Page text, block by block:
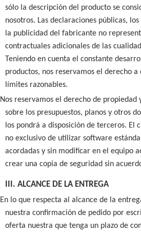
sólo la descripción del producto se
nosotros. Las declaraciones públicas,
la publicidad del fabricante no
contractuales adicionales de las
Teniendo en cuenta el constante
productos, nos reservamos el derecho
límites razonables.
Nos reservamos el derecho de propiedad
sobre los presupuestos, planos y otros
los pondrá a disposición de terceros. El
no exclusivo de utilizar software
acordadas y sin modificar en el equipo
crear una copia de seguridad sin
III. ALCANCE DE LA ENTREGA
En lo que respecta al alcance de la
nuestra confirmación de pedido por
oferta nuestra que tenga un plazo de